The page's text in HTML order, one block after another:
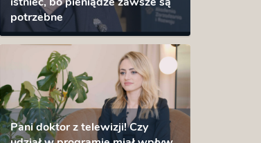
potrzebne
Pani doktor z telewizji! Czy